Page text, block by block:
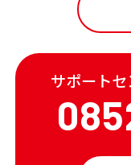
サポート